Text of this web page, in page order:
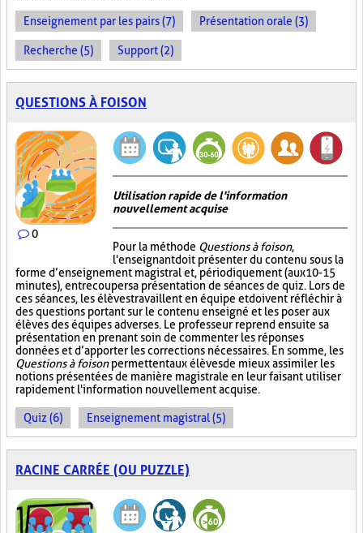
Enseignement par les pairs (7) Présentation orale (3)
Recherche (5) Support (2)
QUESTIONS À FOISON
0
Utilisation rapide de l'information
nouvellement acquise
Pour la méthode Questions à foison,
l'enseignant doit présenter du contenu sous la
forme d’enseignement magistral et, périodiquement (aux 10-15
minutes), entrecouper sa présentation de séances de quiz. Lors de
ces séances, les élèves travaillent en équipe et doivent réfléchir à
des questions portant sur le contenu enseigné et les poser aux
élèves des équipes adverses. Le professeur reprend ensuite sa
présentation en prenant soin de commenter les réponses
données et d’apporter les corrections nécessaires. En somme, les
Questions à foisonpermettent aux élèves de mieux assimiler les
notions présentées de manière magistrale en leur faisant utiliser
rapidement l'information nouvellement acquise.
Quiz (6) Enseignement magistral (5)
RACINE CARRÉE (OU PUZZLE)